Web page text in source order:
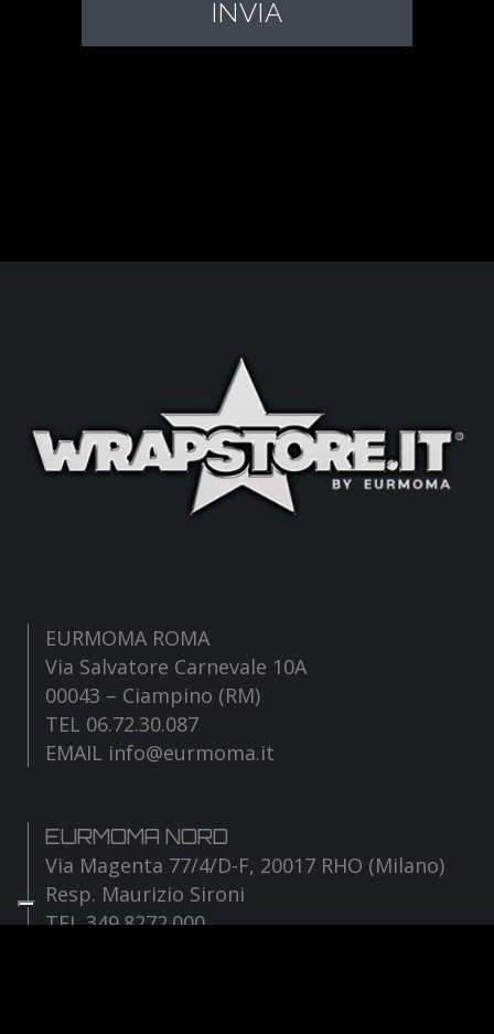
EURMOMA ROMA
Via Salvatore Carnevale 10A
00043 – Ciampino (RM)
TEL 06.72.30.087
EMAIL info@eurmoma.it
EURMOMA NORD
Via Magenta 77/4/D-F, 20017 RHO (Milano)
Resp. Maurizio Sironi
TEL 349.8272.000